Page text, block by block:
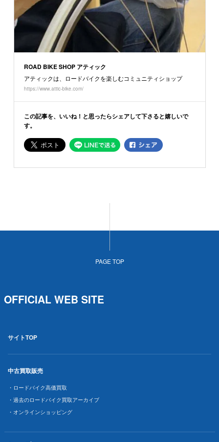
ROAD BIKE SHOP アティック
アティックは、ロードバイクを楽しむコミュニティショップ
https://www.attic-bike.com/
この記事を、いいね！と思ったらシェアして下さると嬉しいで
す。
PAGE TOP
OFFICIAL WEB SITE
サイトTOP
中古買取販売
・ロードバイク高価買取
・過去のロードバイク買取アーカイブ
・オンラインショッピング